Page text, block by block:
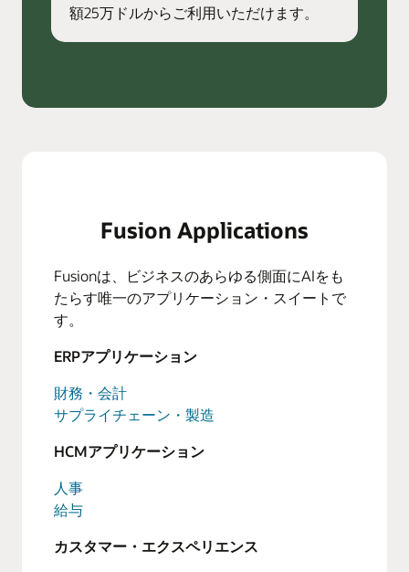
額25万ドルからご利用いただけます。
Fusion Applications
Fusionは、ビジネスのあらゆる側面にAIをも
たらす唯一のアプリケーション・スイートで
す。
ERPアプリケーション
財務・会計
サプライチェーン・製造
HCMアプリケーション
人事
給与
カスタマー・エクスペリエンス